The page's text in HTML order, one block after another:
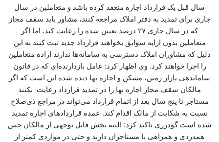
سال قبل یک قرارداد اجاره منعقد کرده باشد و متعاملین در سال
جاری برای تمدید به دفتر املاک مراجعه کنند، مشاور باید سقف مجاز
که در سال جاری ۲۷ درصد تعیین شده را رعایت کند. اما اگر
متعاملین بدون ارایه سوابق بخواهند قرارداد جدید ثبت کنند به این
دلیل که مشاوران املاک دسترسی به سامانه‌ها ندارند اراده متعاملین
را اجرا خواهند کرد. وی اظهار کرد: عامل بازدارنده‌ای که در قانون
ساماندهی بازار زمین، مسکن و اجاره بها دیده شده این است که اگر
مالکان سقف مجاز اجاره بها را در تمدید قرارداد رعایت نکنند
مستاجر تا پنج سال بعد از اتمام قرارداد می‌تواند در مراجع ذی‌صلاح
نسبت به شکایت از مالک اقدام کند. عمده قراردادهای اجاره تمدید
شده است گودرزی تاکید کرد: البته بخش قابل توجهی از مالکان حس
همدردی و همراهی با مستاجران دارند و حتی در مواردی کمتر از